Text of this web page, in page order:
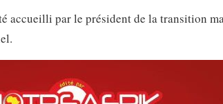
accueilli par le président de la transition